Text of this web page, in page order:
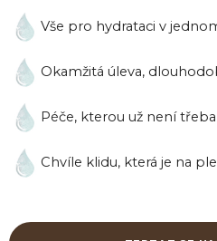
Vše pro hydrataci v
Okamžitá úleva,
Péče, kterou už není
Chvíle klidu, která je na